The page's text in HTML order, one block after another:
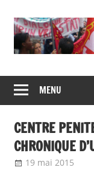
content
de
syndicats
CGT
insertion
probation
MENU
CENTRE
CHRONIQUE
19 mai 2015